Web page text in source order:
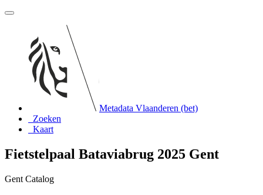
Metadata Vlaanderen (bet)
Zoeken
Kaart
Fietstelpaal Bataviabrug 2025 Gent
Gent Catalog